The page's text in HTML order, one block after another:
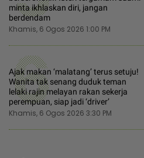
minta ikhlaskan diri, jangan
berdendam
Khamis, 6 Ogos 2026 1:00 PM
6
Ajak makan ‘malatang’ terus setuju!
Wanita tak senang duduk teman
lelaki rajin melayan rakan sekerja
perempuan, siap jadi ‘driver’
Khamis, 6 Ogos 2026 3:30 PM